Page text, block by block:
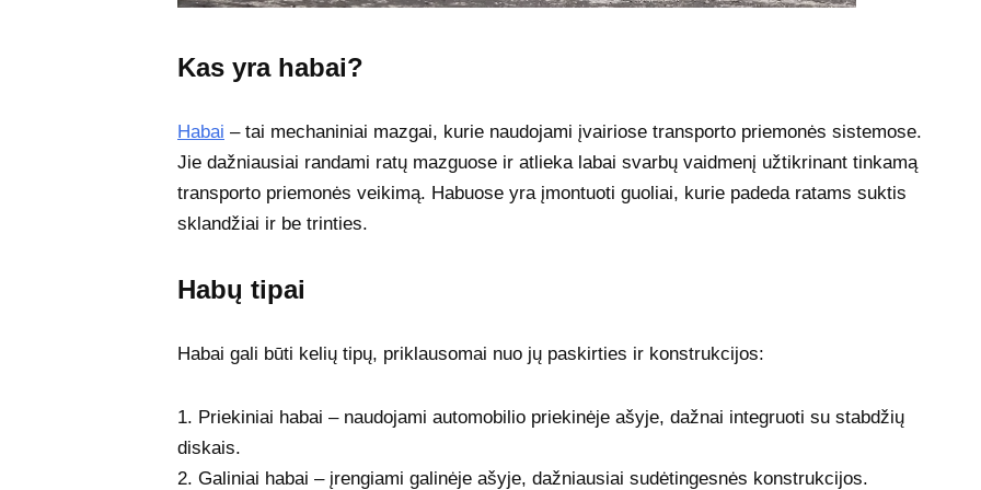
Kas yra habai?
Habai – tai mechaniniai mazgai, kurie naudojami įvairiose transporto priemonės sistemose.
Jie dažniausiai randami ratų mazguose ir atlieka labai svarbų vaidmenį užtikrinant tinkamą
transporto priemonės veikimą. Habuose yra įmontuoti guoliai, kurie padeda ratams suktis
sklandžiai ir be trinties.
Habų tipai
Habai gali būti kelių tipų, priklausomai nuo jų paskirties ir konstrukcijos:
1. Priekiniai habai – naudojami automobilio priekinėje ašyje, dažnai integruoti su stabdžių
diskais.
2. Galiniai habai – įrengiami galinėje ašyje, dažniausiai sudėtingesnės konstrukcijos.